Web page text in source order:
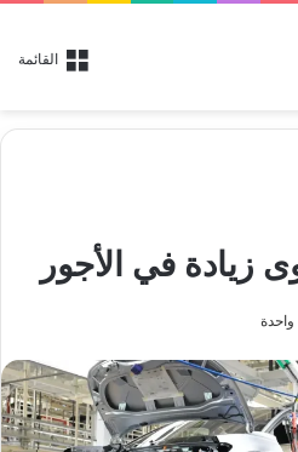
القائمة
زيادة في الأجور
واحدة